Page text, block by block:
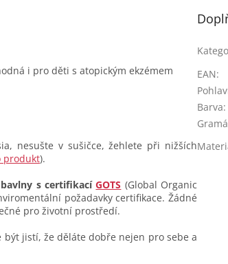
i pro děti s atopickým ekzémem
nesušte v sušičce, žehlete při nižších
produkt).
s certifikacíGOTS (Global Organic
požadavky certifikace. Žádné
pro životní prostředí.
být jistí, že děláte dobře nejen pro sebe a
EAN:
Barva: